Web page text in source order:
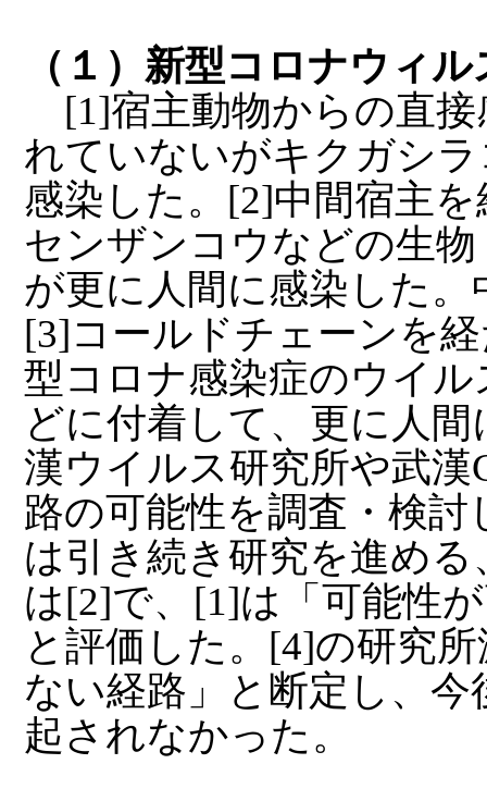
（１）新型コロナウィ
[1]宿主動物からの直接
れていないがキクガシ
感染した。[2]中間宿主
センザンコウなどの生
が更に人間に感染した
[3]コールドチェーンを
型コロナ感染症のウイ
どに付着して、更に人
漢ウイルス研究所や武
路の可能性を調査・検
は引き続き研究を進め
は[2]で、[1]は「可能性
と評価した。[4]の研究
ない経路」と断定し、
起されなかった。